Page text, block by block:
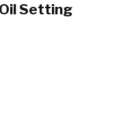
Setting